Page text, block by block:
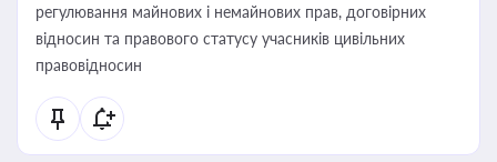
регулювання майнових і немайнових прав, договірних
відносин та правового статусу учасників цивільних
правовідносин